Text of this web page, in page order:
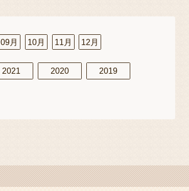
09月 10月 11月 12月
2021 2020 2019